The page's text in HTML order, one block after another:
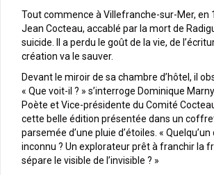
Tout commence à Villefranche-sur-Mer, en
Jean Cocteau, accablé par la mort de
suicide. Il a perdu le goût de la vie, de
création va le sauver.
Devant le miroir de sa chambre d’hôtel, il
« Que voit-il ? » s’interroge Dominique
Poète et Vice-présidente du Comité
cette belle édition présentée dans un
parsemée d’une pluie d’étoiles. «
inconnu ? Un explorateur prêt à franchir la
sépare le visible de l’invisible ? »